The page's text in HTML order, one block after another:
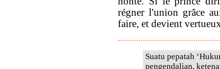
régner l'union grâce
faire, et devient
Suatu pepatah
pengendalian,